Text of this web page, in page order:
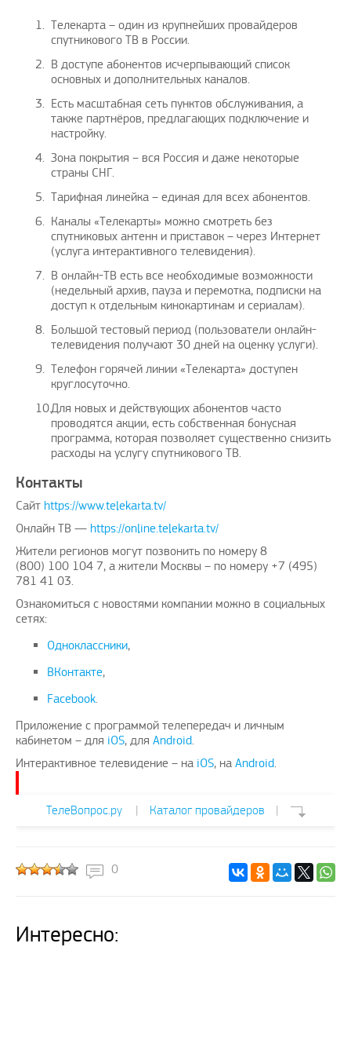
Телекарта – один из крупнейших провайдеров
спутникового ТВ в России.
В доступе абонентов исчерпывающий список
основных и дополнительных каналов.
Есть масштабная сеть пунктов обслуживания, а
также партнёров, предлагающих подключение и
настройку.
Зона покрытия – вся Россия и даже некоторые
страны СНГ.
Тарифная линейка – единая для всех абонентов.
Каналы «Телекарты» можно смотреть без
спутниковых антенн и приставок – через Интернет
(услуга интерактивного телевидения).
В онлайн-ТВ есть все необходимые возможности
(недельный архив, пауза и перемотка, подписки на
доступ к отдельным кинокартинам и сериалам).
Большой тестовый период (пользователи онлайн-
телевидения получают 30 дней на оценку услуги).
Телефон горячей линии «Телекарта» доступен
круглосуточно.
Для новых и действующих абонентов часто
проводятся акции, есть собственная бонусная
программа, которая позволяет существенно снизить
расходы на услугу спутникового ТВ.
Контакты
Сайт https://www.telekarta.tv/
Онлайн ТВ — https://online.telekarta.tv/
Жители регионов могут позвонить по номеру 8
(800) 100 104 7, а жители Москвы – по номеру +7 (495)
781 41 03.
Ознакомиться с новостями компании можно в социальных
сетях:
Одноклассники,
ВКонтакте,
Facebook.
Приложение с программой телепередач и личным
кабинетом – для iOS, для Android.
Интерактивное телевидение – на iOS, на Android.
ТелеВопрос.ру | Каталог провайдеров |
0
Интересно: